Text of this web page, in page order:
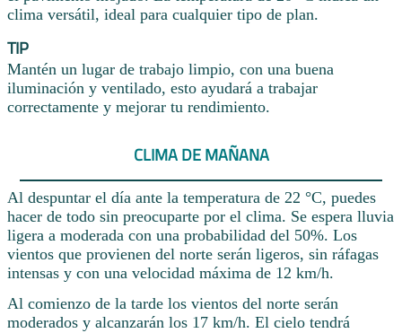
clima versátil, ideal para cualquier tipo de plan.
TIP
Mantén un lugar de trabajo limpio, con una buena
iluminación y ventilado, esto ayudará a trabajar
correctamente y mejorar tu rendimiento.
CLIMA DE MAÑANA
Al despuntar el día ante la temperatura de 22 °C, puedes
hacer de todo sin preocuparte por el clima. Se espera lluvia
ligera a moderada con una probabilidad del 50%. Los
vientos que provienen del norte serán ligeros, sin ráfagas
intensas y con una velocidad máxima de 12 km/h.
Al comienzo de la tarde los vientos del norte serán
moderados y alcanzarán los 17 km/h. El cielo tendrá